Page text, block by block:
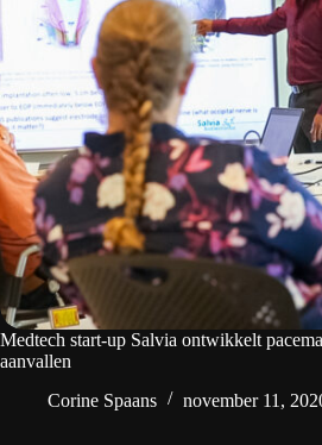
Medtech start-up Salvia ontwikkelt
aanvallen
Corine Spaans
november 11,